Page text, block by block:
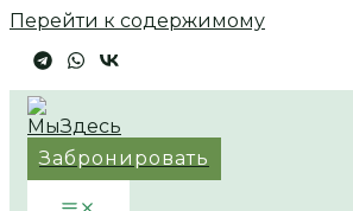
Перейти к содержимому
Забронировать